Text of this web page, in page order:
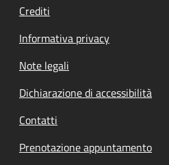
Crediti
Informativa privacy
Note legali
Dichiarazione di accessibilità
Contatti
Prenotazione appuntamento